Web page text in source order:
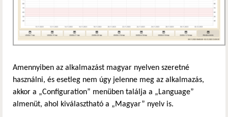
Amennyiben az alkalmazást magyar nyelven szeretné
használni, és esetleg nem úgy jelenne meg az alkalmazás,
akkor a „Configuration” menüben találja a „Language”
almenüt, ahol kiválasztható a „Magyar” nyelv is.